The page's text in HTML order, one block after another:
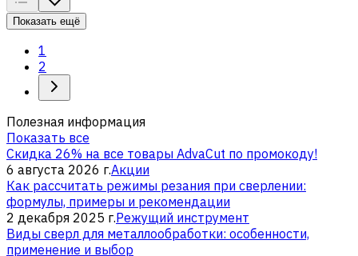
Показать ещё
1
2
Полезная информация
Показать все
Скидка 26% на все товары AdvaCut по промокоду!
6 августа 2026 г.Акции
Как рассчитать режимы резания при сверлении:
формулы, примеры и рекомендации
2 декабря 2025 г.Режущий инструмент
Виды сверл для металлообработки: особенности,
применение и выбор